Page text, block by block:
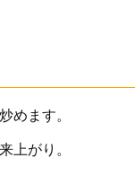
めます。
上がり。